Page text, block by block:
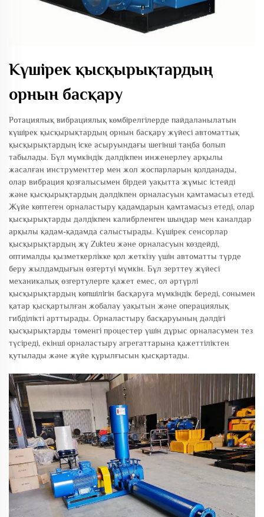
Күшірек қысқырықтардың
орнын басқару
Ротациялық вибрациялық көмбірелгілерде пайдаланылатын
күшірек қысқырықтардың орнын басқару жүйесі автоматтық
қысқырықтардың іске асыруындағы шегінші таңба болып
табылады. Бұл мүмкіндік дәлдікпен инженерлеу арқылы
жасалған инструменттер мен жол жоспарларын қолданады,
олар вибрация қозғалысымен бірдей уақытта жұмыс істейді
және қысқырықтардың дәлдікпен орналасуын қамтамасыз етеді.
Жүйе көптеген орналастыру қадамдарын қамтамасыз етеді, олар
қысқырықтарды дәлдікпен калибрленген шыңдар мен каналдар
арқылы қадам-қадамда салыстырады. Күшірек сенсорлар
қысқырықтардың жү Zukteu және орналасуын көздейді,
оптималды қызметкерлікке қол жеткізу үшін автоматты түрде
беру жылдамдығын өзгертуі мүмкін. Бұл зерттеу жүйесі
механикалық өзгертулерге қажет емес, ол әртүрлі
қысқырықтардың көпшілігін басқаруға мүмкіндік береді, сонымен
қатар қысқартылған жобалау уақытын және операциялық
гибділікті арттырады. Орналастыру басқаруының дәлдігі
қысқырықтарды төменгі процестер үшін дұрыс орналасумен тез
түсіреді, екінші орналастыру агрегаттарына қажеттіліктен
қутылады және жүйе құрылғысын қысқартады.